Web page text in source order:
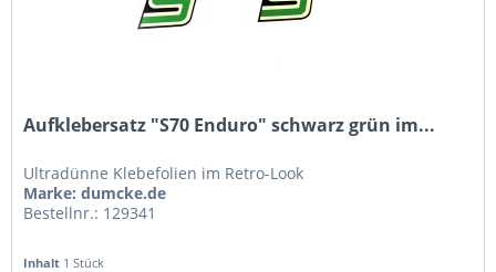
Aufklebersatz "S70 Enduro" schwarz grün im...
Ultradünne Klebefolien im Retro-Look
Marke: dumcke.de
Bestellnr.: 129341
Inhalt 1 Stück